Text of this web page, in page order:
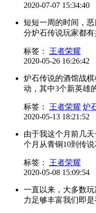
2020-07-07 15:34:40
短短一周的时间，
分炉石传说玩家都
标签：
王者荣耀
2020-05-26 16:26:42
炉石传说的酒馆战
动，其中3个新英雄
标签： 王者荣耀 炉
2020-05-13 18:21:52
由于我这个月前几
个月从青铜10到传
标签：
王者荣耀
2020-05-08 15:09:54
一直以来，大多数
力足够丰富我们即